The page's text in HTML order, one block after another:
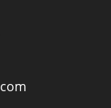
Opens